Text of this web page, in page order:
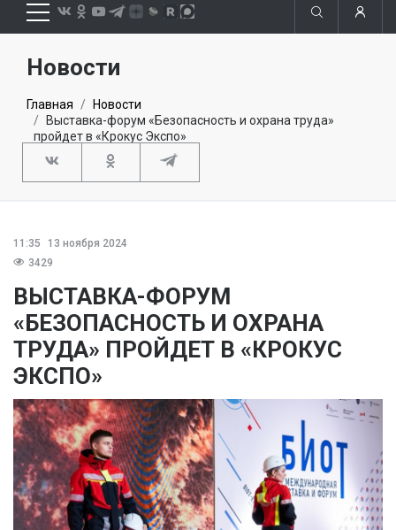
Новости
Главная
Новости
Выставка-форум «Безопасность и охрана труда»
пройдет в «Крокус Экспо»
11:35
13 ноября 2024
3429
ВЫСТАВКА-ФОРУМ
«БЕЗОПАСНОСТЬ И ОХРАНА
ТРУДА» ПРОЙДЕТ В «КРОКУС
ЭКСПО»